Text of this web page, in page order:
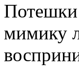
Потешки
мимику